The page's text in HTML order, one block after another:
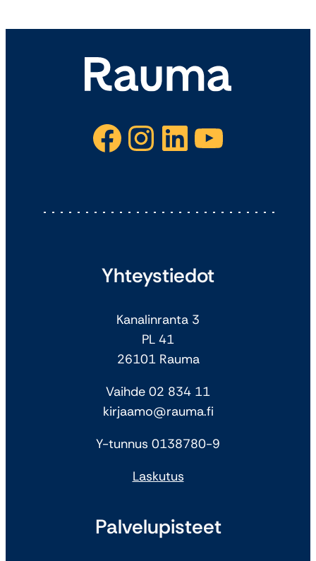
Facebook Instagram LinkedIn YouTube
Yhteystiedot
Kanalinranta 3
PL 41
26101 Rauma
Vaihde 02 834 11
kirjaamo@rauma.fi
Y-tunnus 0138780-9
Laskutus
Palvelupisteet